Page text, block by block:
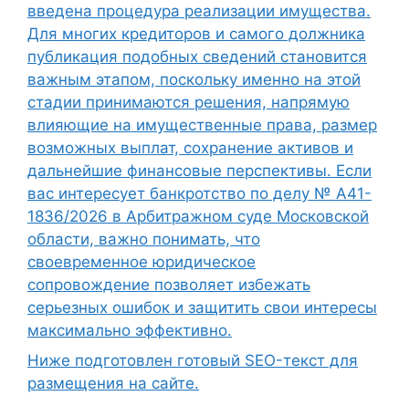
введена процедура реализации имущества.
Для многих кредиторов и самого должника
публикация подобных сведений становится
важным этапом, поскольку именно на этой
стадии принимаются решения, напрямую
влияющие на имущественные права, размер
возможных выплат, сохранение активов и
дальнейшие финансовые перспективы. Если
вас интересует банкротство по делу № А41-
1836/2026 в Арбитражном суде Московской
области, важно понимать, что
своевременное юридическое
сопровождение позволяет избежать
серьезных ошибок и защитить свои интересы
максимально эффективно.
Ниже подготовлен готовый SEO-текст для
размещения на сайте.